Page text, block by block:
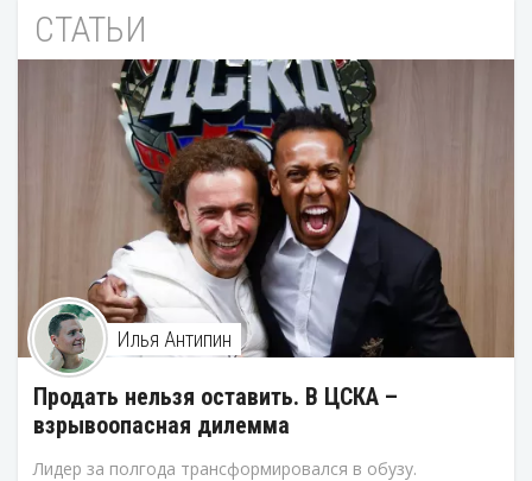
СТАТЬИ
Илья Антипин
Продать нельзя оставить. В ЦСКА –
взрывоопасная дилемма
Лидер за полгода трансформировался в обузу.